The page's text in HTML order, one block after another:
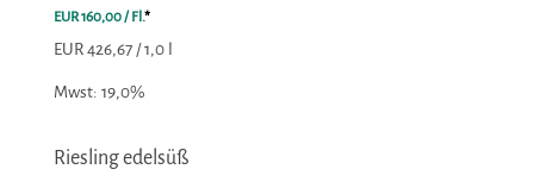
EUR 160,00/ Fl.*
EUR 426,67 / 1,0 l
Mwst: 19,0%
Riesling edelsüß